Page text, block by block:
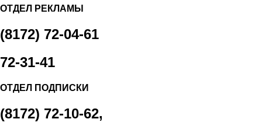
ОТДЕЛ РЕКЛАМЫ
(8172) 72-04-61
72-31-41
ОТДЕЛ ПОДПИСКИ
(8172) 72-10-62,